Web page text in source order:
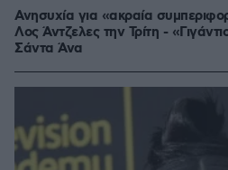
Ανησυχία για «ακραία
Λος Άντζελες την Τρίτη -
Σάντα Άνα